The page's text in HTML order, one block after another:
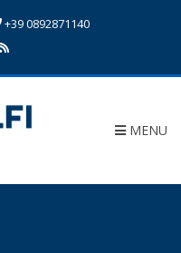
+39 0892871140
MENU